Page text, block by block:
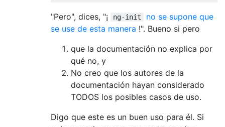
"Pero", dices, "¡ ng-init
no se supone que
se use de esta manera !". Bueno si pero
que la documentación no explica por
qué no, y
No creo que los autores de la
documentación hayan considerado
TODOS los posibles casos de uso.
Digo que este es un buen uso para él. Si